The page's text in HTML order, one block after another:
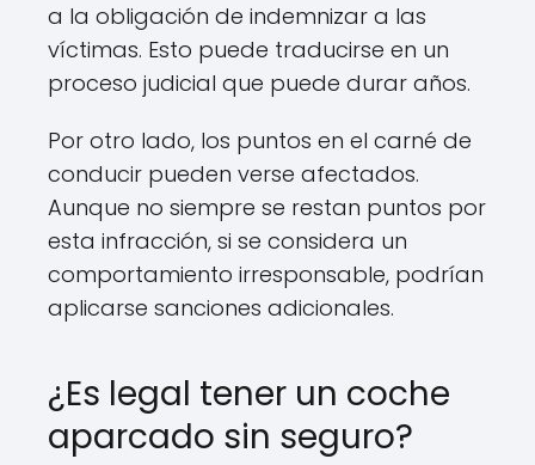
a la obligación de indemnizar a las
víctimas. Esto puede traducirse en un
proceso judicial que puede durar años.
Por otro lado, los puntos en el carné de
conducir pueden verse afectados.
Aunque no siempre se restan puntos por
esta infracción, si se considera un
comportamiento irresponsable, podrían
aplicarse sanciones adicionales.
¿Es legal tener un coche
aparcado sin seguro?